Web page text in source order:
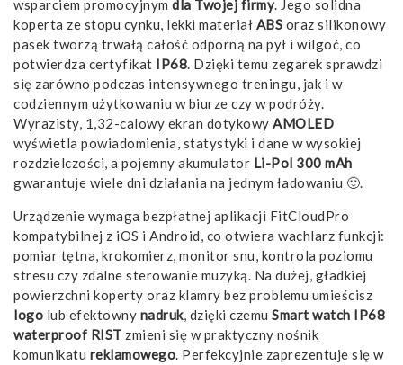
wsparciem promocyjnym dla Twojej firmy. Jego solidna
koperta ze stopu cynku, lekki materiał ABS oraz silikonowy
pasek tworzą trwałą całość odporną na pył i wilgoć, co
potwierdza certyfikat IP68. Dzięki temu zegarek sprawdzi
się zarówno podczas intensywnego treningu, jak i w
codziennym użytkowaniu w biurze czy w podróży.
Wyrazisty, 1,32-calowy ekran dotykowy AMOLED
wyświetla powiadomienia, statystyki i dane w wysokiej
rozdzielczości, a pojemny akumulator Li-Pol 300 mAh
gwarantuje wiele dni działania na jednym ładowaniu 🙂.
Urządzenie wymaga bezpłatnej aplikacji FitCloudPro
kompatybilnej z iOS i Android, co otwiera wachlarz funkcji:
pomiar tętna, krokomierz, monitor snu, kontrola poziomu
stresu czy zdalne sterowanie muzyką. Na dużej, gładkiej
powierzchni koperty oraz klamry bez problemu umieścisz
logo lub efektowny nadruk, dzięki czemu Smart watch IP68
waterproof RIST zmieni się w praktyczny nośnik
komunikatu reklamowego. Perfekcyjnie zaprezentuje się w